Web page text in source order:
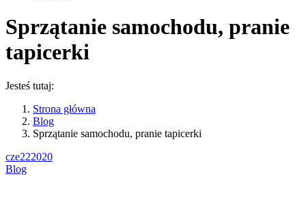
Sprzątanie samochodu, pranie
tapicerki
Jesteś tutaj:
Strona główna
Blog
Sprzątanie samochodu, pranie tapicerki
cze222020
Blog